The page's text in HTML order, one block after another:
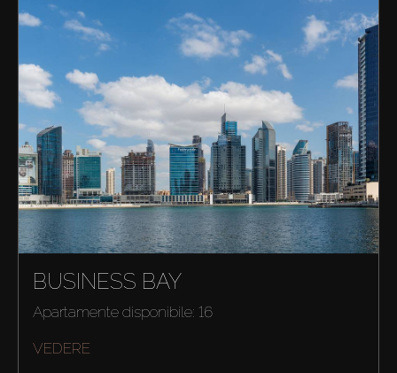
BUSINESS BAY
Apartamente disponibile: 16
VEDERE